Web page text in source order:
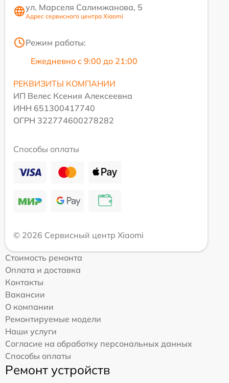
ул. Марселя Салимжанова, 5
Адрес сервисного центра Xiaomi
Режим работы:
Ежедневно с 9:00 до 21:00
РЕКВИЗИТЫ КОМПАНИИ
ИП Велес Ксения Алексеевна
ИНН 651300417740
ОГРН 322774600278282
Способы оплаты
© 2026 Сервисный центр Xiaomi
Стоимость ремонта
Оплата и доставка
Контакты
Вакансии
О компании
Ремонтируемые модели
Наши услуги
Согласие на обработку персональных данных
Способы оплаты
Ремонт устройств